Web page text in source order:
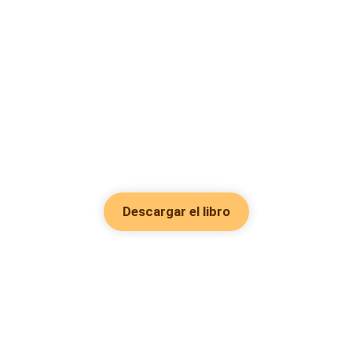
Descargar el libro